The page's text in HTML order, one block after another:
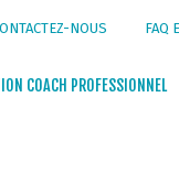
NOUS FAQ
COACH PROFESSIONNEL